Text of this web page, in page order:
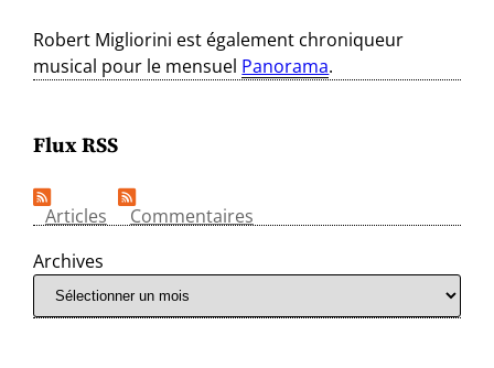
Robert Migliorini est également chroniqueur
musical pour le mensuel Panorama.
Flux RSS
Articles
Commentaires
Archives